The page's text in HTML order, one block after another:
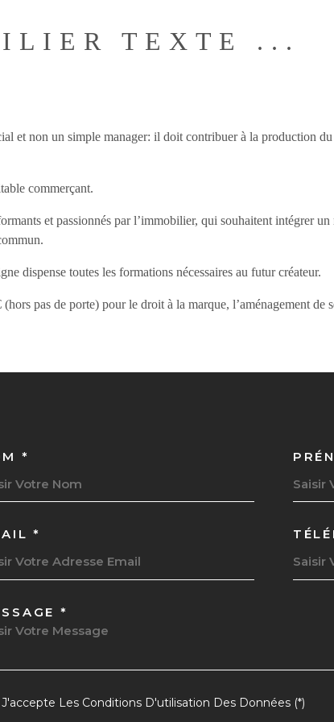
TEXTE ...
et non un simple manager: il doit contribuer à la production
commerçant.
et passionnés par l’immobilier, qui souhaitent intégrer un
dispense toutes les formations nécessaires au futur créateur.
pas de porte) pour le droit à la marque, l’aménagement de
*
*
*
RÈGLEMENTATION
J'accepte Les Conditions D'utilisation Des Données (*)